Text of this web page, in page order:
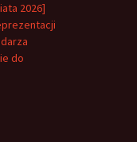
2026]
do